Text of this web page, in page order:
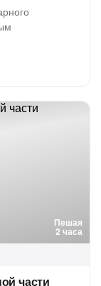
Пешая
2 часа
части